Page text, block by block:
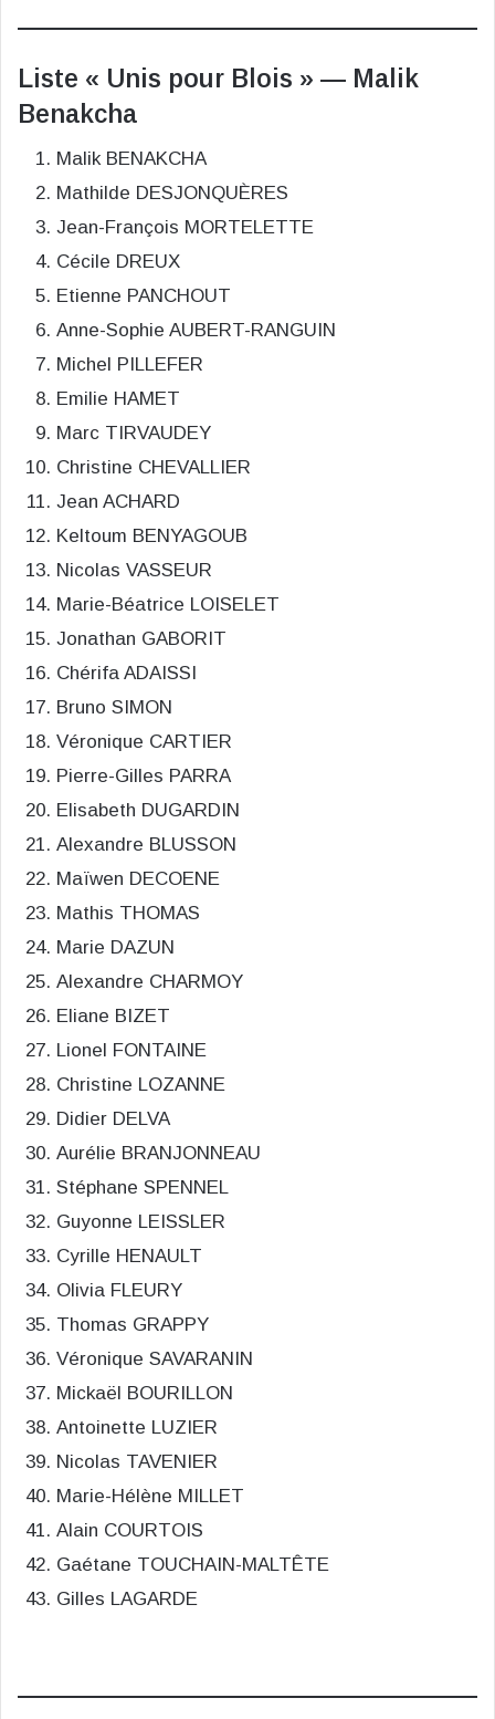
Liste « Unis pour Blois » — Malik
Benakcha
Malik BENAKCHA
Mathilde DESJONQUÈRES
Jean-François MORTELETTE
Cécile DREUX
Etienne PANCHOUT
Anne-Sophie AUBERT-RANGUIN
Michel PILLEFER
Emilie HAMET
Marc TIRVAUDEY
Christine CHEVALLIER
Jean ACHARD
Keltoum BENYAGOUB
Nicolas VASSEUR
Marie-Béatrice LOISELET
Jonathan GABORIT
Chérifa ADAISSI
Bruno SIMON
Véronique CARTIER
Pierre-Gilles PARRA
Elisabeth DUGARDIN
Alexandre BLUSSON
Maïwen DECOENE
Mathis THOMAS
Marie DAZUN
Alexandre CHARMOY
Eliane BIZET
Lionel FONTAINE
Christine LOZANNE
Didier DELVA
Aurélie BRANJONNEAU
Stéphane SPENNEL
Guyonne LEISSLER
Cyrille HENAULT
Olivia FLEURY
Thomas GRAPPY
Véronique SAVARANIN
Mickaël BOURILLON
Antoinette LUZIER
Nicolas TAVENIER
Marie-Hélène MILLET
Alain COURTOIS
Gaétane TOUCHAIN-MALTÊTE
Gilles LAGARDE